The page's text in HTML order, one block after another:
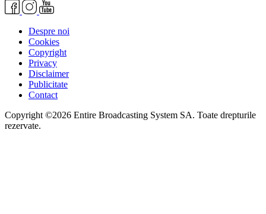
Despre noi
Cookies
Copyright
Privacy
Disclaimer
Publicitate
Contact
Copyright ©2026 Entire Broadcasting System SA. Toate drepturile
rezervate.